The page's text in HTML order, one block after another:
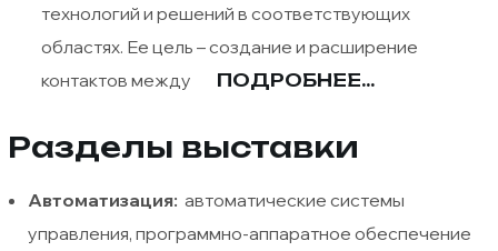
технологий и решений в соответствующих
областях. Ее цель – создание и расширение
контактов между
ПОДРОБНЕЕ...
Разделы выставки
Автоматизация: автоматические системы
управления, программно-аппаратное обеспечение